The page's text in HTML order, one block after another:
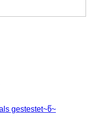
gestestet~წ~